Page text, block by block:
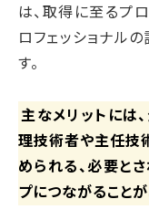
は、取得に至るプ
ロフェッショナル
す。
主なメリットには
理技術者や主任技
められる、必要と
プにつながることが